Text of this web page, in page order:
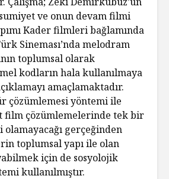
ve onun devam filmi
Kader filmleri bağlamında
Sineması’nda melodram
toplumsal olarak
kodların hala kullanılmaya
amaçlamaktadır.
çözümlemesi yöntemi ile
film çözümlemelerinde tek bir
gerçeğinden
toplumsal yapı ile olan
için de sosyolojik
kullanılmıştır.